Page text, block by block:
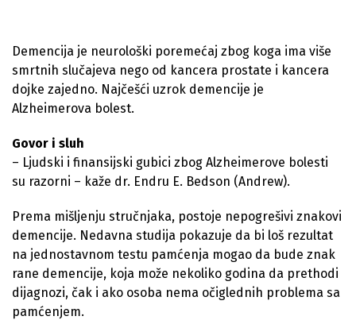
Demencija je neurološki poremećaj zbog koga ima više
smrtnih slučajeva nego od kancera prostate i kancera
dojke zajedno. Najčešći uzrok demencije je
Alzheimerova bolest.
Govor i sluh
– Ljudski i finansijski gubici zbog Alzheimerove bolesti
su razorni – kaže dr. Endru E. Bedson (Andrew).
Prema mišljenju stručnjaka, postoje nepogrešivi znakovi
demencije. Nedavna studija pokazuje da bi loš rezultat
na jednostavnom testu pamćenja mogao da bude znak
rane demencije, koja može nekoliko godina da prethodi
dijagnozi, čak i ako osoba nema očiglednih problema sa
pamćenjem.